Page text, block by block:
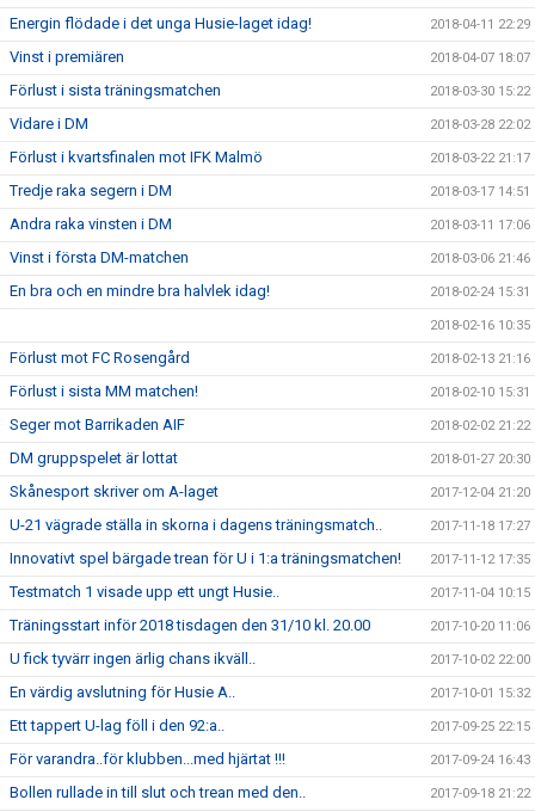
Energin flödade i det unga Husie-laget idag! 2018-04-11 22:29
Vinst i premiären 2018-04-07 18:07
Förlust i sista träningsmatchen 2018-03-30 15:22
Vidare i DM 2018-03-28 22:02
Förlust i kvartsfinalen mot IFK Malmö 2018-03-22 21:17
Tredje raka segern i DM 2018-03-17 14:51
Andra raka vinsten i DM 2018-03-11 17:06
Vinst i första DM-matchen 2018-03-06 21:46
En bra och en mindre bra halvlek idag! 2018-02-24 15:31
2018-02-16 10:35
Förlust mot FC Rosengård 2018-02-13 21:16
Förlust i sista MM matchen! 2018-02-10 15:31
Seger mot Barrikaden AIF 2018-02-02 21:22
DM gruppspelet är lottat 2018-01-27 20:30
Skånesport skriver om A-laget 2017-12-04 21:20
U-21 vägrade ställa in skorna i dagens träningsmatch.. 2017-11-18 17:27
Innovativt spel bärgade trean för U i 1:a träningsmatchen! 2017-11-12 17:35
Testmatch 1 visade upp ett ungt Husie.. 2017-11-04 10:15
Träningsstart inför 2018 tisdagen den 31/10 kl. 20.00 2017-10-20 11:06
U fick tyvärr ingen ärlig chans ikväll.. 2017-10-02 22:00
En värdig avslutning för Husie A.. 2017-10-01 15:32
Ett tappert U-lag föll i den 92:a.. 2017-09-25 22:15
För varandra..för klubben...med hjärtat !!! 2017-09-24 16:43
Bollen rullade in till slut och trean med den.. 2017-09-18 21:22